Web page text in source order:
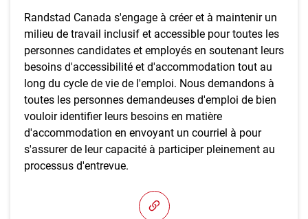
Randstad Canada s'engage à créer et à maintenir un
milieu de travail inclusif et accessible pour toutes les
personnes candidates et employés en soutenant leurs
besoins d'accessibilité et d'accommodation tout au
long du cycle de vie de l'emploi. Nous demandons à
toutes les personnes demandeuses d'emploi de bien
vouloir identifier leurs besoins en matière
d'accommodation en envoyant un courriel à pour
s'assurer de leur capacité à participer pleinement au
processus d'entrevue.